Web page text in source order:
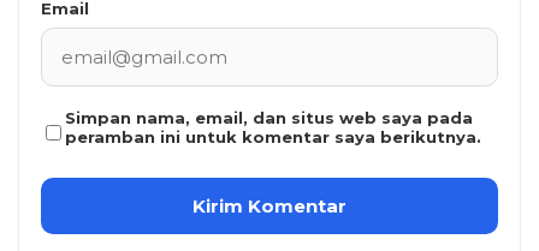
Email
Simpan nama, email, dan situs web saya pada
peramban ini untuk komentar saya berikutnya.